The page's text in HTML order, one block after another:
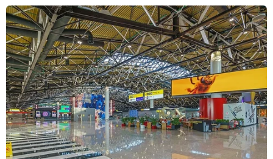
(Ảnh minh họa: Tuấn Anh/TTXVN)
Theo Bộ Xây dựng, hiện đã có 62/63 địa phương
hoàn thành việc lập và phê duyệt Đề án hỗ trợ
nhà ở cho người có công (trừ Thành phố Hồ Chí